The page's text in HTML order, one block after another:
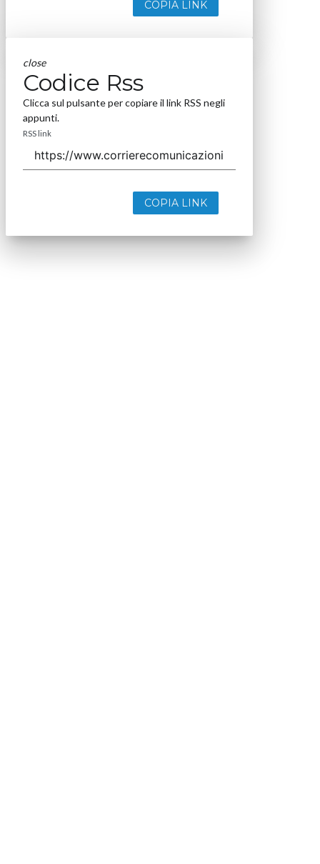
COPIA LINK
close
Codice Rss
Clicca sul pulsante per copiare il link RSS negli
appunti.
RSS link
COPIA LINK